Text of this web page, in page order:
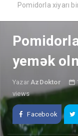
Pomidorla xiyarı
yemək
Yazar AzDoktor
views
Facebook